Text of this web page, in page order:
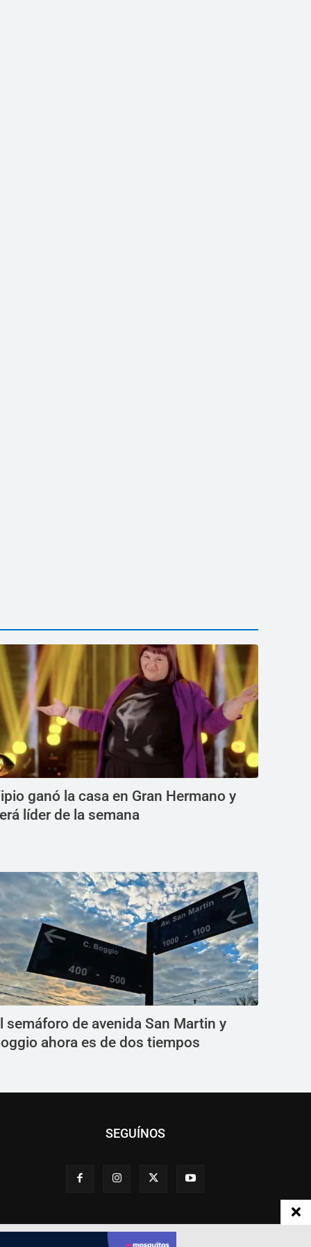
ganó la casa en Gran Hermano y
líder de la semana
semáforo de avenida San Martin y
ahora es de dos tiempos
SEGUÍNOS